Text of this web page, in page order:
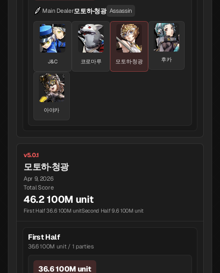
Main Dealer모토하·청광 Assassin
J&C 코로마루 모토하·청광 후카
아야카
v5.0.1
모토하·청광
Apr 9, 2026
Total Score
46.2 100M unit
First Half 36.6 100M unitSecond Half 9.6 100M unit
First Half
36.6 100M unit / 1 parties
36.6 100M unit